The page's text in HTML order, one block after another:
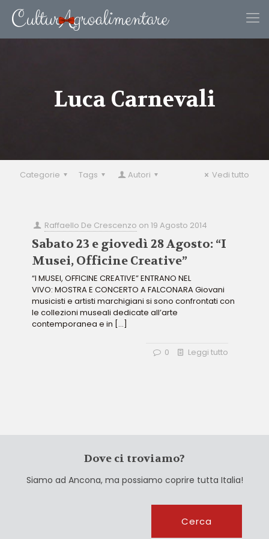
Luca Carnevali
Categorie Tags Autori Vedi tutto
Raffaello De Crescenzo on19 Agosto 2014
Sabato 23 e giovedì 28 Agosto: “I
Musei, Officine Creative”
“I MUSEI, OFFICINE CREATIVE” ENTRANO NEL
VIVO: MOSTRA E CONCERTO A FALCONARA Giovani
musicisti e artisti marchigiani si sono confrontati con
le collezioni museali dedicate all’arte
contemporanea e in […]
0 Leggi tutto
Dove ci troviamo?
Siamo ad Ancona, ma possiamo coprire tutta Italia!
Cerca